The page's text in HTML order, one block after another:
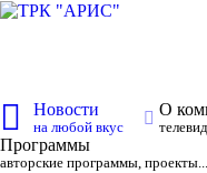
Новости
на любой вкус
О
Программы
авторские программы, проекты...